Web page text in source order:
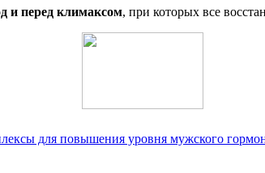
и перед климаксом, при которых все
для повышения уровня мужского